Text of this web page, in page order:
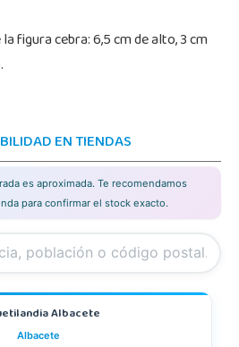
figura cebra: 6,5 cm de alto, 3 cm
EN TIENDAS
es aproximada. Te recomendamos
para confirmar el stock exacto.
Albacete
Albacete